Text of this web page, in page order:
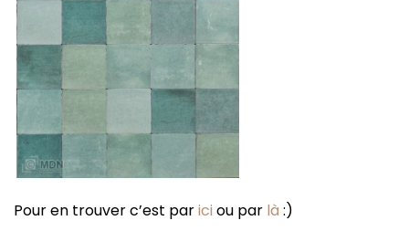
Pour en trouver c’est parici ou par là :)